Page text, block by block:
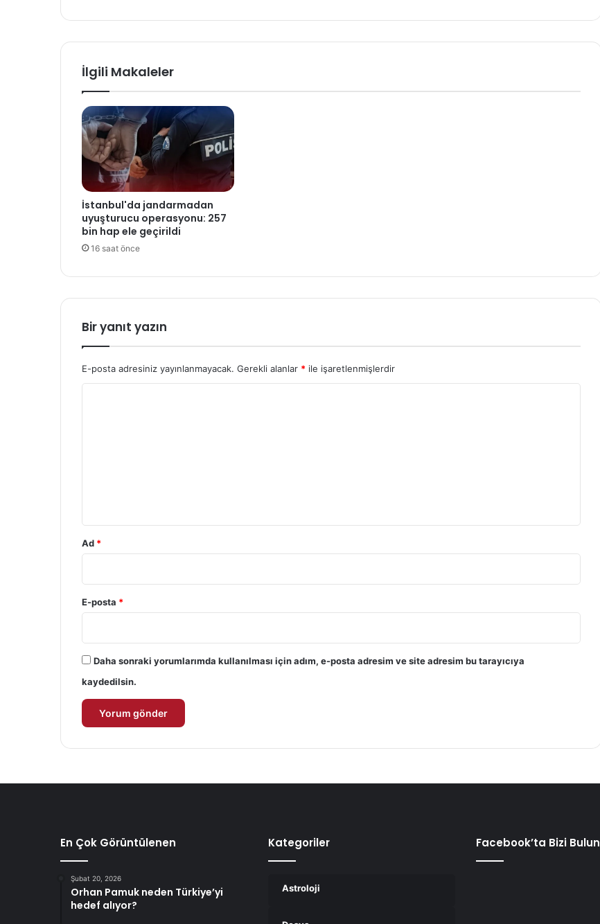
İlgili Makaleler
İstanbul'da jandarmadan
uyuşturucu operasyonu: 257
bin hap ele geçirildi
16 saat önce
Bir yanıt yazın
E-posta adresiniz yayınlanmayacak. Gerekli alanlar * ile işaretlenmişlerdir
Ad *
E-posta *
Daha sonraki yorumlarımda kullanılması için adım, e-posta adresim ve site adresim bu tarayıcıya
kaydedilsin.
En Çok Görüntülenen
Şubat 20, 2026
Orhan Pamuk neden Türkiye’yi
hedef alıyor?
Kategoriler
Astroloji
Facebook’ta Bizi Bulun